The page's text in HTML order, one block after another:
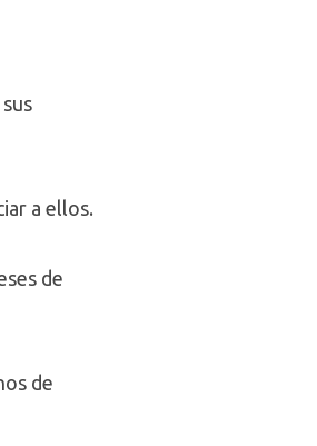
a ellos.
de
de